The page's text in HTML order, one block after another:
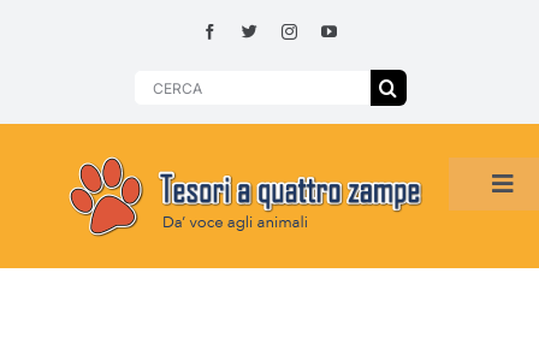
Search
HOME